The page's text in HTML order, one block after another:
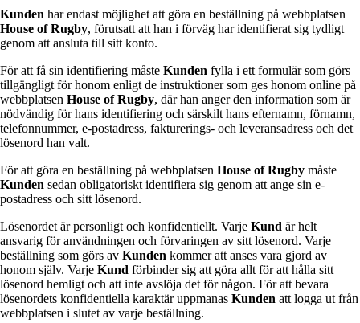
Kunden har endast möjlighet att göra en beställning på webbplatsen
House of Rugby, förutsatt att han i förväg har identifierat sig tydligt
genom att ansluta till sitt konto.
För att få sin identifiering måste Kunden fylla i ett formulär som görs
tillgängligt för honom enligt de instruktioner som ges honom online på
webbplatsen House of Rugby, där han anger den information som är
nödvändig för hans identifiering och särskilt hans efternamn, förnamn,
telefonnummer, e-postadress, fakturerings- och leveransadress och det
lösenord han valt.
För att göra en beställning på webbplatsen House of Rugby måste
Kunden sedan obligatoriskt identifiera sig genom att ange sin e-
postadress och sitt lösenord.
Lösenordet är personligt och konfidentiellt. Varje Kund är helt
ansvarig för användningen och förvaringen av sitt lösenord. Varje
beställning som görs av Kunden kommer att anses vara gjord av
honom själv. Varje Kund förbinder sig att göra allt för att hålla sitt
lösenord hemligt och att inte avslöja det för någon. För att bevara
lösenordets konfidentiella karaktär uppmanas Kunden att logga ut från
webbplatsen i slutet av varje beställning.